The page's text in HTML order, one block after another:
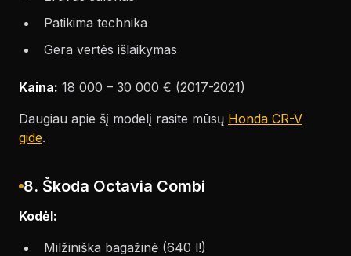
Patikima technika
Gera vertės išlaikymas
Kaina: 18 000 – 30 000 € (2017-2021)
Daugiau apie šį modelį rasite mūsų Honda CR-V
gide.
8. Škoda Octavia Combi
Kodėl:
Milžiniška bagažinė (640 l!)